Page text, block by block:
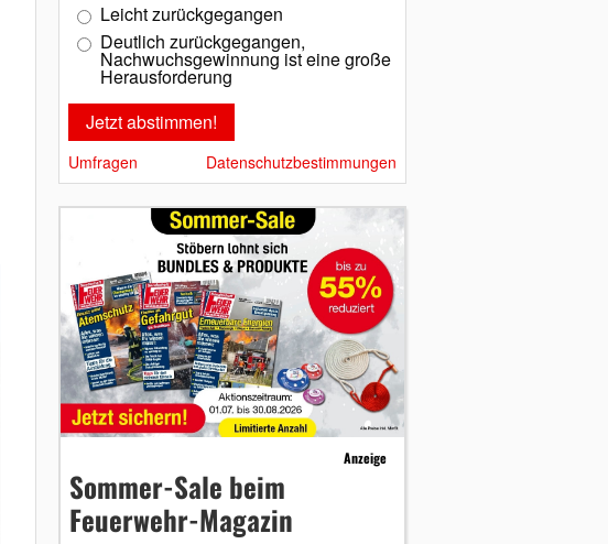
Leicht zurückgegangen
Deutlich zurückgegangen,
Nachwuchsgewinnung ist eine große
Herausforderung
Umfragen Datenschutzbestimmungen
Anzeige
Sommer-Sale beim
Feuerwehr-Magazin